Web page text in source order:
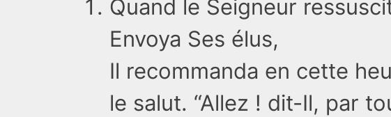
Quand le Seigneur
Envoya Ses élus,
Il recommanda en cette
le salut. “Allez ! dit-Il, par